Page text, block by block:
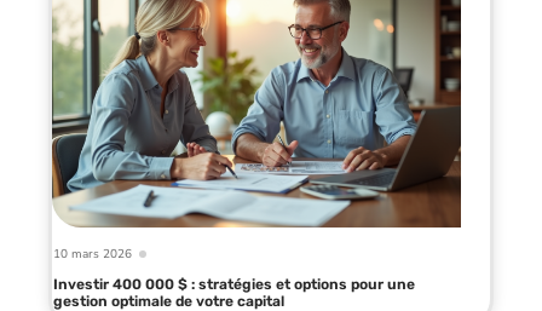
10 mars 2026
Investir 400 000 $ : stratégies et options pour une
gestion optimale de votre capital